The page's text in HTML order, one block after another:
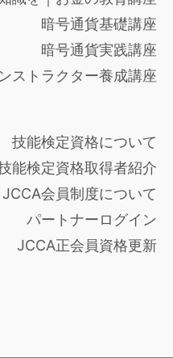
暗号通貨基礎講座
暗号通貨実践講座
ストラクター養成講座
技能検定資格について
能検定資格取得者紹介
JCCA会員制度について
パートナーログイン
JCCA正会員資格更新